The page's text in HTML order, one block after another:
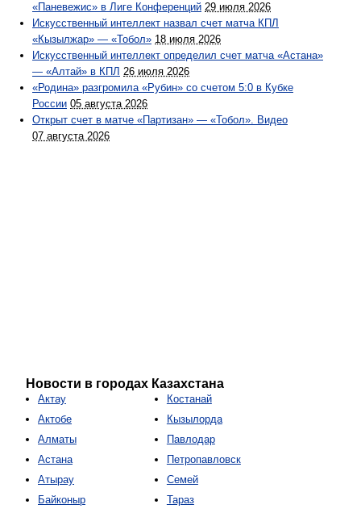
«Паневежис» в Лиге Конференций 29 июля 2026
Искусственный интеллект назвал счет матча КПЛ
«Кызылжар» — «Тобол» 18 июля 2026
Искусственный интеллект определил счет матча «Астана»
— «Алтай» в КПЛ 26 июля 2026
«Родина» разгромила «Рубин» со счетом 5:0 в Кубке
России 05 августа 2026
Открыт счет в матче «Партизан» — «Тобол». Видео
07 августа 2026
Новости в городах Казахстана
Актау
Актобе
Алматы
Астана
Атырау
Байконыр
Костанай
Кызылорда
Павлодар
Петропавловск
Семей
Тараз